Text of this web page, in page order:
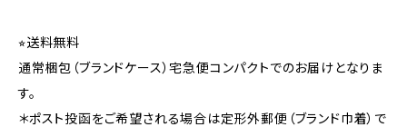
⭐︎送料無料
通常梱包（ブランドケース）宅急便コンパクトでのお届けとなりま
す。
＊ポスト投函をご希望される場合は定形外郵便（ブランド巾着）で